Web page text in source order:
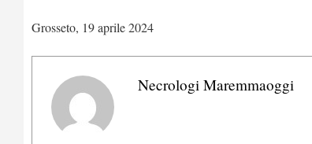
Grosseto, 19 aprile 2024
Necrologi Maremmaoggi